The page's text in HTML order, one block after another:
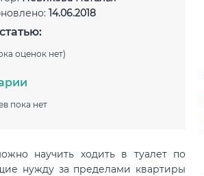
14.06.2018
оценок нет)
пока нет
научить ходить в туалет по
нужду за пределами квартиры